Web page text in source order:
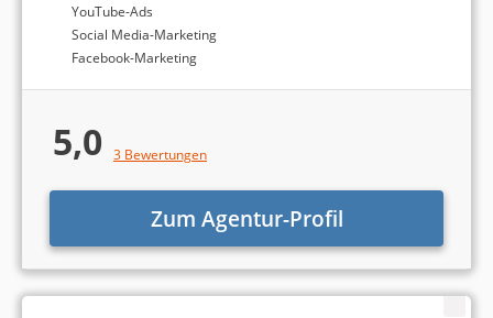
Print-Medien
Corporate Design / Brand Design
YouTube-Ads
Social Media-Marketing
Facebook-Marketing
5,0 3 Bewertungen
Zum Agentur-Profil